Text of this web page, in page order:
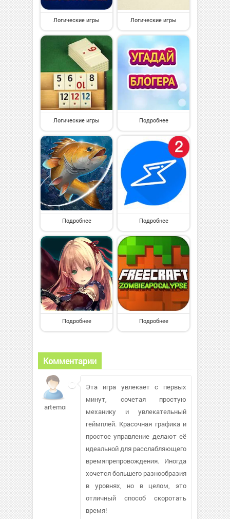
Логические игры Логические игры
Логические игры Подробнее
Подробнее Подробнее
Подробнее Подробнее
Комментарии
artemon93
Эта игра увлекает с первых
минут, сочетая простую
механику и увлекательный
геймплей. Красочная графика и
простое управление делают её
идеальной для расслабляющего
времяпрепровождения. Иногда
хочется большего разнообразия
в уровнях, но в целом, это
отличный способ скоротать
время!